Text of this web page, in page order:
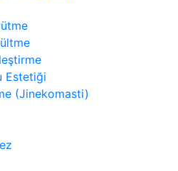
Estetiği
(Jinekomasti)